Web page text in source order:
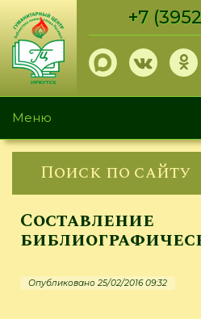
Перейти
основному
содержанию
+7
Меню
Поиск по сайту
Составление
Опубликовано 25/02/2016 09:32